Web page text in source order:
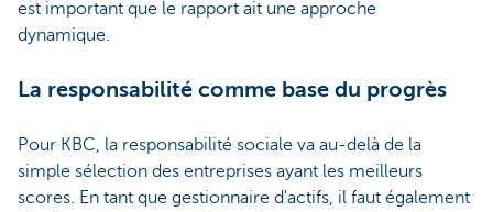
est important que le rapport ait une approche
dynamique.
La responsabilité comme base du progrès
Pour KBC, la responsabilité sociale va au-delà de la
simple sélection des entreprises ayant les meilleurs
scores. En tant que gestionnaire d'actifs, il faut également